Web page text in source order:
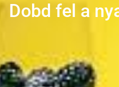
Dobd fel a